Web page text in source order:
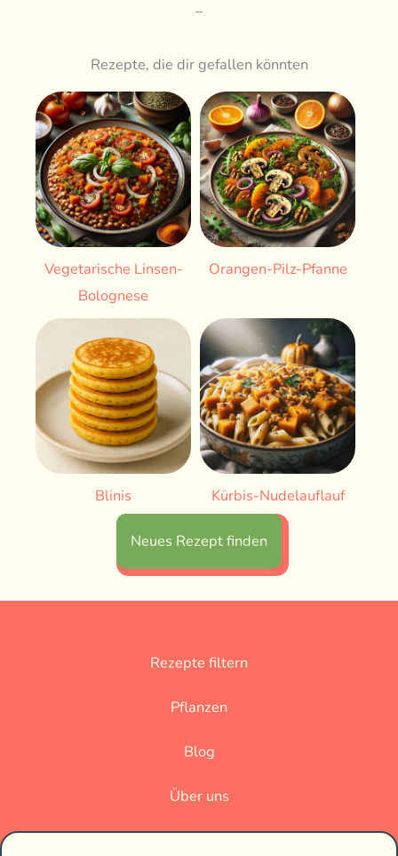
–
Rezepte, die dir gefallen könnten
Vegetarische Linsen-
Bolognese
Orangen-Pilz-Pfanne
Blinis Kürbis-Nudelauflauf
Neues Rezept finden
Rezepte filtern
Pflanzen
Blog
Über uns